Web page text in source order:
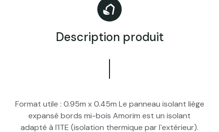
Description produit
Format utile : 0.95m x 0.45m Le panneau isolant liège
expansé bords mi-bois Amorim est un isolant
adapté à l`ITE (isolation thermique par l`extérieur).